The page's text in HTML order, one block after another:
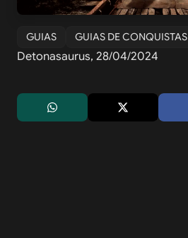
GUIAS GUIAS DE CONQUISTAS
Detonasaurus, 28/04/2024